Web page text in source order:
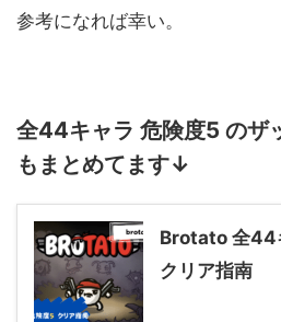
参考になれば幸い。
全44キャラ 危険度5 のザ
もまとめてます↓
Brotato 全44
クリア指南